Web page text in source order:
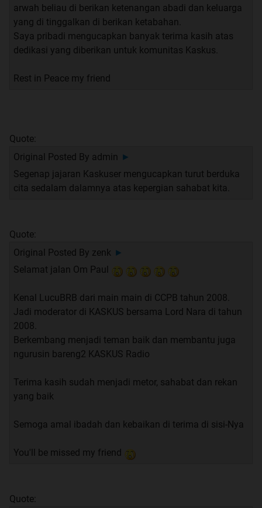
arwah beliau di berikan ketenangan abadi dan keluarga
yang di tinggalkan di berikan ketabahan.
Saya pribadi mengucapkan banyak terima kasih atas
dedikasi yang diberikan untuk komunitas Kaskus.
Rest in Peace my friend
Quote:
Original Posted By admin ►
Segenap jajaran Kaskuser mengucapkan turut berduka
cita sedalam dalamnya atas kepergian sahabat kita.
Quote:
Original Posted By zenk ►
Selamat jalan Om Paul
Kenal LucuBRB dari main main di CCPB tahun 2008.
Jadi moderator di KASKUS bersama Lord Nara di tahun
2008.
Berkembang menjadi teman baik dan membantu juga
ngurusin bareng2 KASKUS Radio
Terima kasih sudah menjadi metor, sahabat dan rekan
yang baik
Semoga amal ibadah dan kebaikan di terima di sisi-Nya
You'll be missed my friend
Quote: